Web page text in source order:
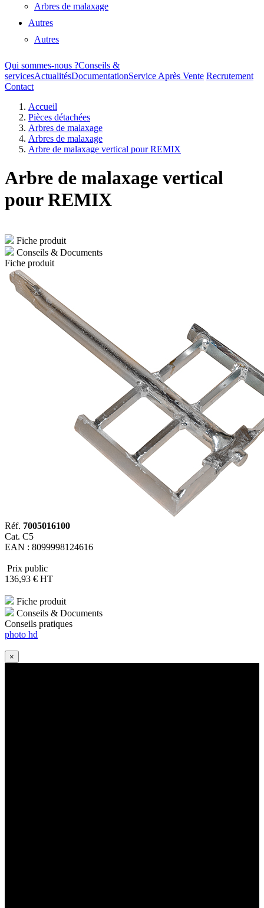
Arbres de malaxage
Autres
Autres
Qui sommes-nous ?Conseils &
servicesActualitésDocumentationService Après Vente Recrutement
Contact
Accueil
Pièces détachées
Arbres de malaxage
Arbres de malaxage
Arbre de malaxage vertical pour REMIX
Arbre de malaxage vertical
pour REMIX
Fiche produit
Conseils & Documents
Fiche produit
Réf. 7005016100
Cat. C5
EAN : 8099998124616
Prix public
136,93 € HT
Fiche produit
Conseils & Documents
Conseils pratiques
photo hd
×